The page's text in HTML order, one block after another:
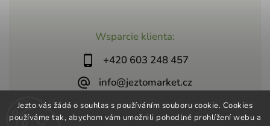
Jezto vás žádá o souhlas s používáním souboru cookie. Cookies
používáme tak, abychom vám umožnili pohodlné prohlížení webu a
Wsparcie klienta:
+420 603 248 457
info@jeztomarket.cz